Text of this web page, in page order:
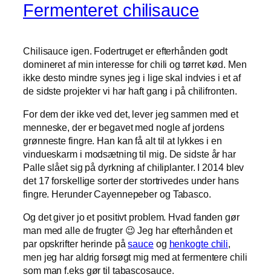
Fermenteret chilisauce
Chilisauce igen. Fodertruget er efterhånden godt
domineret af min interesse for chili og tørret kød. Men
ikke desto mindre synes jeg i lige skal indvies i et af
de sidste projekter vi har haft gang i på chilifronten.
For dem der ikke ved det, lever jeg sammen med et
menneske, der er begavet med nogle af jordens
grønneste fingre. Han kan få alt til at lykkes i en
vindueskarm i modsætning til mig. De sidste år har
Palle slået sig på dyrkning af chiliplanter. I 2014 blev
det 17 forskellige sorter der stortrivedes under hans
fingre. Herunder Cayennepeber og Tabasco.
Og det giver jo et positivt problem. Hvad fanden gør
man med alle de frugter 😉 Jeg har efterhånden et
par opskrifter herinde påsauceog henkogte chili,
men jeg har aldrig forsøgt mig med at fermentere chili
som man f.eks gør til tabascosauce.